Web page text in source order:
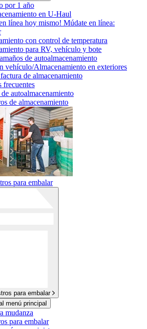
por 1 año
en U-Haul
línea hoy mismo! Múdate en línea:
con control de temperatura
para RV, vehículo y bote
de autoalmacenamiento
vehículo/Almacenamiento en exteriores
de almacenamiento
frecuentes
autoalmacenamiento
de almacenamiento
para embalar
para embalar
menú principal
mudanza
para embalar